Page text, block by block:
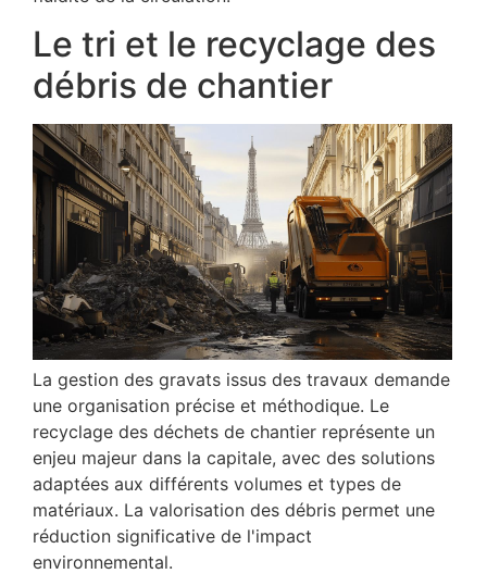
Le tri et le recyclage des
débris de chantier
La gestion des gravats issus des travaux demande
une organisation précise et méthodique. Le
recyclage des déchets de chantier représente un
enjeu majeur dans la capitale, avec des solutions
adaptées aux différents volumes et types de
matériaux. La valorisation des débris permet une
réduction significative de l'impact
environnemental.